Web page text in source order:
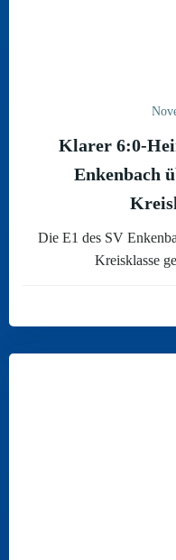
Klarer 6:0-
Enkenbach
Die E1 des SV
Kreisklasse